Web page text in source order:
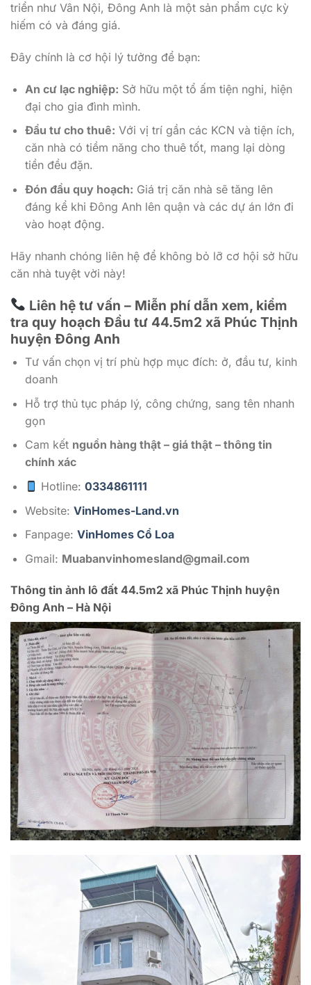
triển như Vân Nội, Đông Anh là một sản phẩm cực kỳ
hiếm có và đáng giá.
Đây chính là cơ hội lý tưởng để bạn:
An cư lạc nghiệp: Sở hữu một tổ ấm tiện nghi, hiện
đại cho gia đình mình.
Đầu tư cho thuê: Với vị trí gần các KCN và tiện ích,
căn nhà có tiềm năng cho thuê tốt, mang lại dòng
tiền đều đặn.
Đón đầu quy hoạch: Giá trị căn nhà sẽ tăng lên
đáng kể khi Đông Anh lên quận và các dự án lớn đi
vào hoạt động.
Hãy nhanh chóng liên hệ để không bỏ lỡ cơ hội sở hữu
căn nhà tuyệt vời này!
Liên hệ tư vấn – Miễn phí dẫn xem, kiểm
tra quy hoạch Đầu tư 44.5m2 xã Phúc Thịnh
huyện Đông Anh
Tư vấn chọn vị trí phù hợp mục đích: ở, đầu tư, kinh
doanh
Hỗ trợ thủ tục pháp lý, công chứng, sang tên nhanh
gọn
Cam kết nguồn hàng thật – giá thật – thông tin
chính xác
Hotline:0334861111
Website: VinHomes-Land.vn
Fanpage: VinHomes Cổ Loa
Gmail: Muabanvinhomesland@gmail.com
Thông tin ảnh lô đất 44.5m2 xã Phúc Thịnh huyện
Đông Anh – Hà Nội